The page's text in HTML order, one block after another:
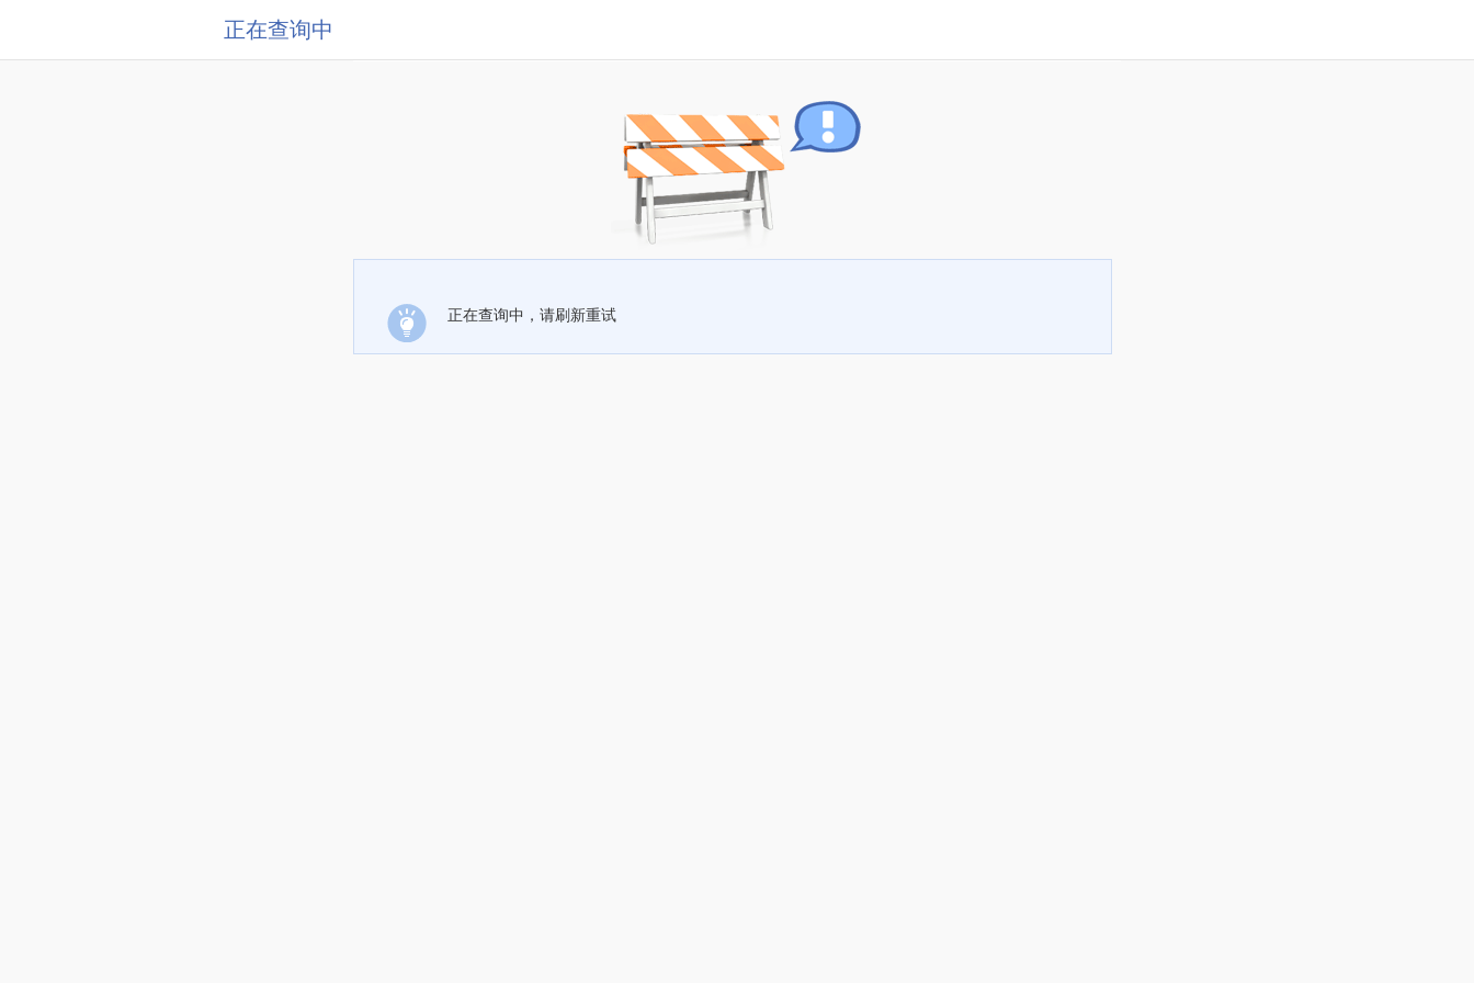
正在查询中
正在查询中，请刷新重试